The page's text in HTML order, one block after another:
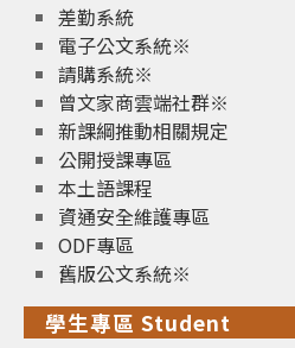
差勤系統
電子公文系統※
請購系統※
曾文家商雲端社群※
新課綱推動相關規定
公開授課專區
本土語課程
資通安全維護專區
ODF專區
舊版公文系統※
學生專區 Student